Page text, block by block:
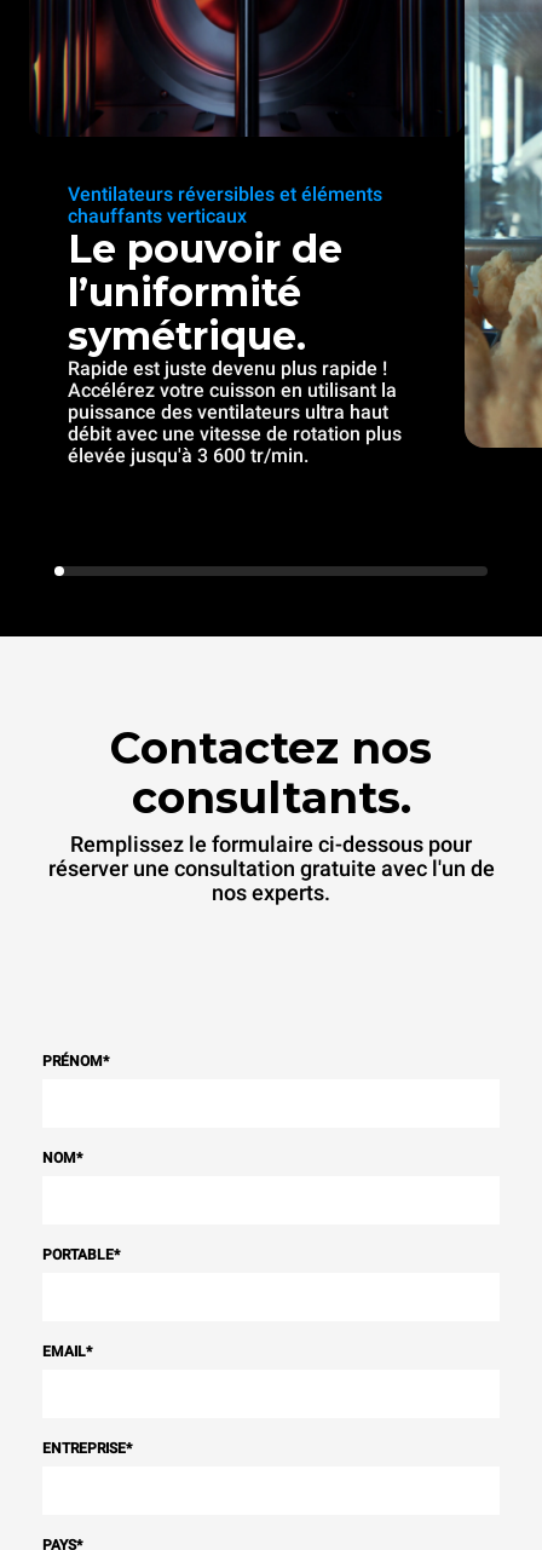
Ventilateurs réversibles et éléments
chauffants verticaux
Le pouvoir de
l’uniformité
symétrique.
Rapide est juste devenu plus rapide !
Accélérez votre cuisson en utilisant la
puissance des ventilateurs ultra haut
débit avec une vitesse de rotation plus
élevée jusqu'à 3 600 tr/min.
Contactez nos
consultants.
Remplissez le formulaire ci-dessous pour
réserver une consultation gratuite avec l'un de
nos experts.
PRÉNOM*
NOM*
PORTABLE*
EMAIL*
ENTREPRISE*
PAYS*